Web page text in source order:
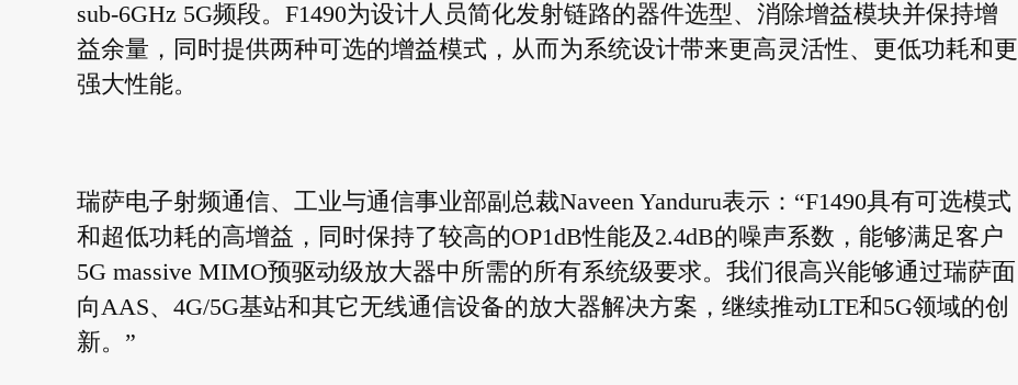
sub-6GHz 5G频段。F1490为设计人员简化发射链路的器件选型、消除增益模块并保持增
益余量，同时提供两种可选的增益模式，从而为系统设计带来更高灵活性、更低功耗和更
强大性能。
瑞萨电子射频通信、工业与通信事业部副总裁Naveen Yanduru表示：“F1490具有可选模式
和超低功耗的高增益，同时保持了较高的OP1dB性能及2.4dB的噪声系数，能够满足客户
5G massive MIMO预驱动级放大器中所需的所有系统级要求。我们很高兴能够通过瑞萨面
向AAS、4G/5G基站和其它无线通信设备的放大器解决方案，继续推动LTE和5G领域的创
新。”